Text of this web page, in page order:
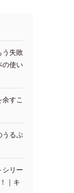
う失敗
の使い
すこ
うるぷ
シリー
｜キ